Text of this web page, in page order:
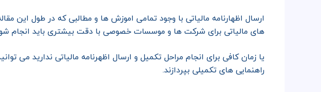
ارسال اظهارنامه مالیاتی با وجود تمامی اموزش ها و مطالبی که در طول این
های مالیاتی برای شرکت ها و موسسات خصوصی با دقت بیشتری باید انجام
یا زمان کافی برای انجام مراحل تکمیل و ارسال اظهرنامه مالیاتی ندارید می
راهنمایی های تکمیلی بپردازند.